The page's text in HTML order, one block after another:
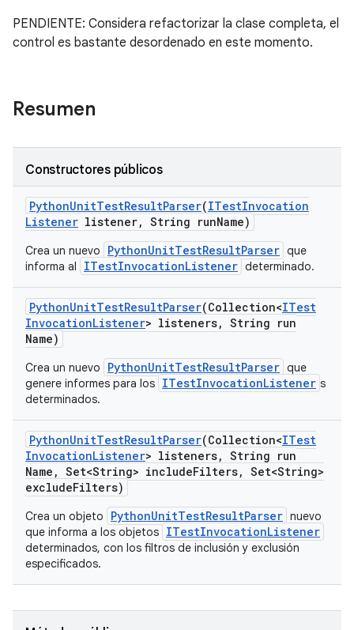
PENDIENTE: Considera refactorizar la clase completa, el
control es bastante desordenado en este momento.
Resumen
Constructores públicos
PythonUnitTestResultParser(ITestInvocation
Listener listener, String runName)
Crea un nuevo PythonUnitTestResultParser que
informa al
ITestInvocationListener determinado.
PythonUnitTestResultParser(Collection<ITest
InvocationListener> listeners, String run
Name)
Crea un nuevo PythonUnitTestResultParser que
genere informes para los ITestInvocationListener s
determinados.
PythonUnitTestResultParser(Collection<ITest
InvocationListener> listeners, String run
Name , Set<String> includeFilters, Set<String>
excludeFilters)
Crea un objeto PythonUnitTestResultParser nuevo
que informa a los objetos ITestInvocationListener
determinados, con los filtros de inclusión y exclusión
especificados.